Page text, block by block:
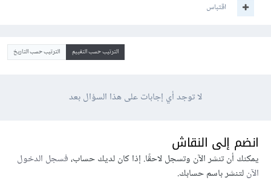
اقتباس
الترتيب حسب التقييم الترتيب حسب التاريخ
لا توجد أي إجابات على هذا السؤال بعد
انضم إلى النقاش
يمكنك أن تنشر الآن وتسجل لاحقًا. إذا كان لديك حساب،فسجل الدخول
الآنلتنشر باسم حسابك.